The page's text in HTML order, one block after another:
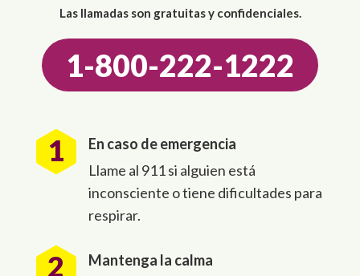
Las llamadas son gratuitas y confidenciales.
1-800-222-1222
En caso de emergencia
Llame al 911 si alguien está
inconsciente o tiene dificultades para
respirar.
Mantenga la calma